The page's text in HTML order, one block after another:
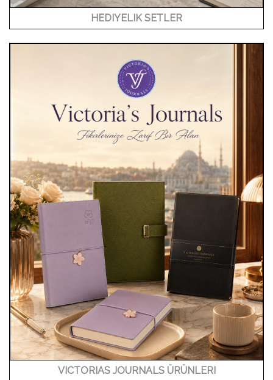
HEDIYELIK SETLER
VICTORIAS JOURNALS ÜRÜNLERI